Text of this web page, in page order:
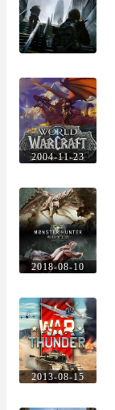
2004-11-23
2018-08-10
2013-08-15